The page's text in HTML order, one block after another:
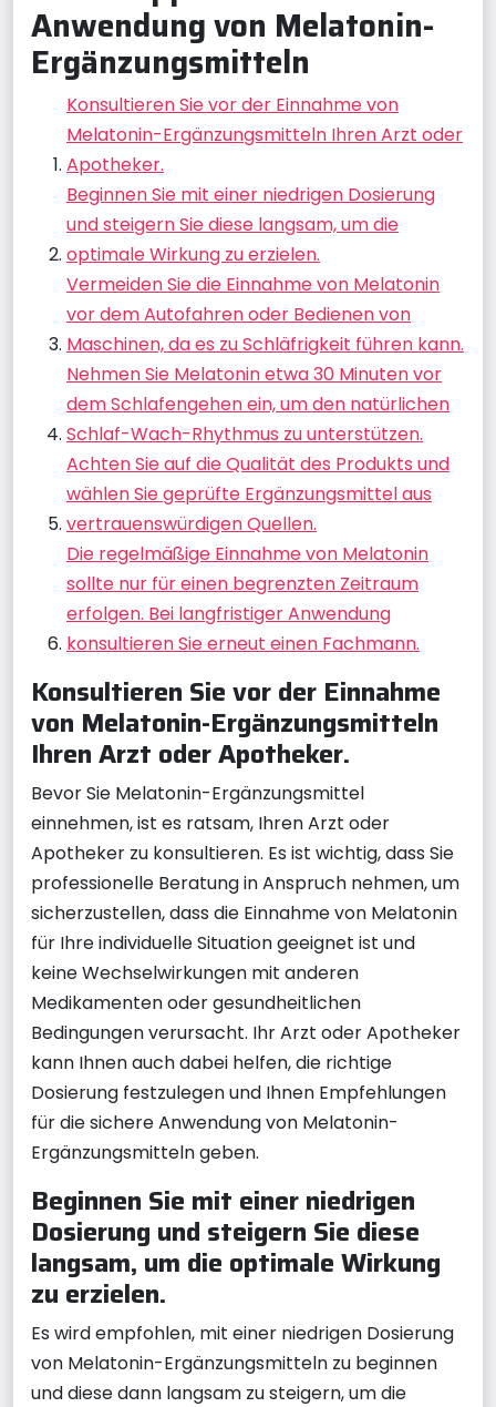
Anwendung von Melatonin-
Ergänzungsmitteln
Konsultieren Sie vor der Einnahme von
Melatonin-Ergänzungsmitteln Ihren Arzt oder
Apotheker.
Beginnen Sie mit einer niedrigen Dosierung
und steigern Sie diese langsam, um die
optimale Wirkung zu erzielen.
Vermeiden Sie die Einnahme von Melatonin
vor dem Autofahren oder Bedienen von
Maschinen, da es zu Schläfrigkeit führen kann.
Nehmen Sie Melatonin etwa 30 Minuten vor
dem Schlafengehen ein, um den natürlichen
Schlaf-Wach-Rhythmus zu unterstützen.
Achten Sie auf die Qualität des Produkts und
wählen Sie geprüfte Ergänzungsmittel aus
vertrauenswürdigen Quellen.
Die regelmäßige Einnahme von Melatonin
sollte nur für einen begrenzten Zeitraum
erfolgen. Bei langfristiger Anwendung
konsultieren Sie erneut einen Fachmann.
Konsultieren Sie vor der Einnahme
von Melatonin-Ergänzungsmitteln
Ihren Arzt oder Apotheker.
Bevor Sie Melatonin-Ergänzungsmittel
einnehmen, ist es ratsam, Ihren Arzt oder
Apotheker zu konsultieren. Es ist wichtig, dass Sie
professionelle Beratung in Anspruch nehmen, um
sicherzustellen, dass die Einnahme von Melatonin
für Ihre individuelle Situation geeignet ist und
keine Wechselwirkungen mit anderen
Medikamenten oder gesundheitlichen
Bedingungen verursacht. Ihr Arzt oder Apotheker
kann Ihnen auch dabei helfen, die richtige
Dosierung festzulegen und Ihnen Empfehlungen
für die sichere Anwendung von Melatonin-
Ergänzungsmitteln geben.
Beginnen Sie mit einer niedrigen
Dosierung und steigern Sie diese
langsam, um die optimale Wirkung
zu erzielen.
Es wird empfohlen, mit einer niedrigen Dosierung
von Melatonin-Ergänzungsmitteln zu beginnen
und diese dann langsam zu steigern, um die